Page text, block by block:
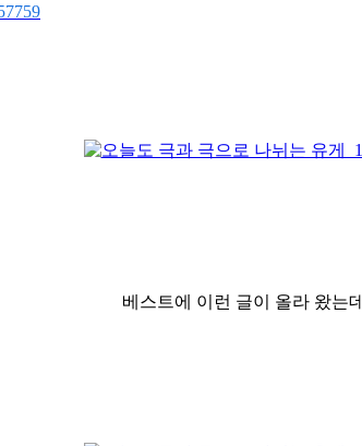
베스트에 이런 글이 올라 왔는데